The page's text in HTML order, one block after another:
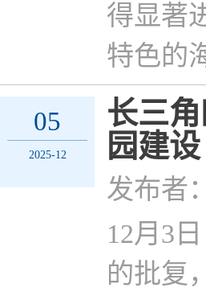
得显著
特色的
05
2025-12
长三
园建设
发布者
12月3
的批复